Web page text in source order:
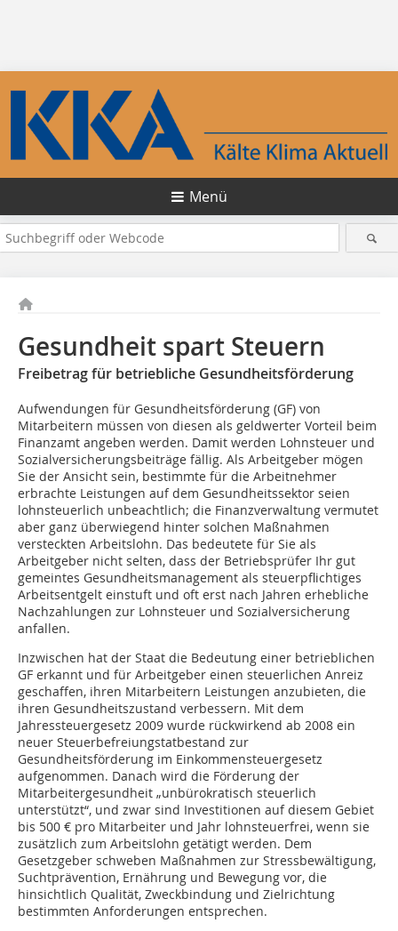
Menü
Gesundheit spart Steuern
Freibetrag für betriebliche Gesundheitsförderung
Aufwendungen für Gesundheitsförderung (GF) von
Mitarbeitern müssen von diesen als geldwerter Vorteil beim
Finanzamt angeben werden. Damit werden Lohnsteuer und
Sozialversicherungsbeiträge fällig. Als Arbeitgeber mögen
Sie der Ansicht sein, bestimmte für die Arbeitnehmer
erbrachte Leistungen auf dem Gesundheitssektor seien
lohnsteuerlich unbeachtlich; die Finanzverwaltung vermutet
aber ganz überwiegend hinter solchen Maßnahmen
versteckten Arbeitslohn. Das bedeutete für Sie als
Arbeitgeber nicht selten, dass der Betriebsprüfer Ihr gut
gemeintes Gesundheitsmanagement als steuerpflichtiges
Arbeitsentgelt einstuft und oft erst nach Jahren erhebliche
Nachzahlungen zur Lohnsteuer und Sozialversicherung
anfallen.
Inzwischen hat der Staat die Bedeutung einer betrieblichen
GF erkannt und für Arbeitgeber einen steuerlichen Anreiz
geschaffen, ihren Mitarbeitern Leistungen anzubieten, die
ihren Gesundheitszustand verbessern. Mit dem
Jahressteuergesetz 2009 wurde rückwirkend ab 2008 ein
neuer Steuerbefreiungstatbestand zur
Gesundheitsförderung im Einkommensteuergesetz
aufgenommen. Danach wird die Förderung der
Mitarbeitergesundheit „unbürokratisch steuerlich
unterstützt“, und zwar sind Investitionen auf diesem Gebiet
bis 500 € pro Mitarbeiter und Jahr lohnsteuerfrei, wenn sie
zusätzlich zum Arbeitslohn getätigt werden. Dem
Gesetzgeber schweben Maßnahmen zur Stressbewältigung,
Suchtprävention, Ernährung und Bewegung vor, die
hinsichtlich Qualität, Zweckbindung und Zielrichtung
bestimmten Anforderungen entsprechen.